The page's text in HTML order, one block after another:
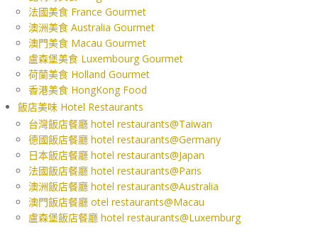
法國美食 France Gourmet
澳洲美食 Australia Gourmet
澳門美食 Macau Gourmet
盧森堡美食 Luxembourg Gourmet
荷蘭美食 Holland Gourmet
香港美食 HongKong Food
飯店美味 Hotel Restaurants
台灣飯店餐廳 hotel restaurants@Taiwan
德國飯店餐廳 hotel restaurants@Germany
日本飯店餐廳 hotel restaurants@Japan
法國飯店餐廳 hotel restaurants@Paris
澳洲飯店餐廳 hotel restaurants@Australia
澳門飯店餐廳 otel restaurants@Macau
盧森堡飯店餐廳 hotel restaurants@Luxemburg